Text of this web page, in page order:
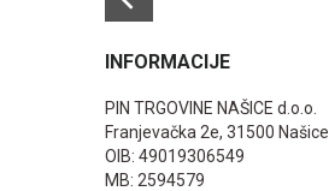
INFORMACIJE
PIN TRGOVINE NAŠICE d.o.o.
Franjevačka 2e, 31500 Našice
OIB: 49019306549
MB: 2594579